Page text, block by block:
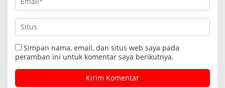
Simpan nama, email, dan situs web saya pada
peramban ini untuk komentar saya berikutnya.